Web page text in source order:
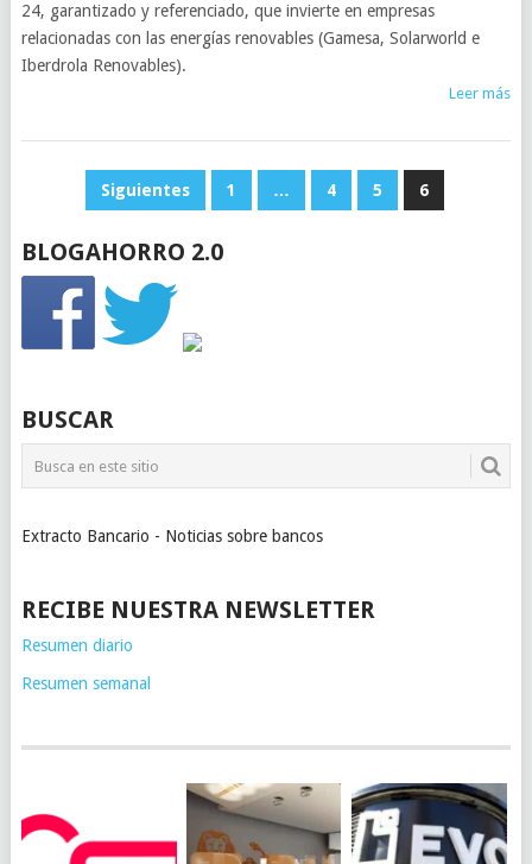
24, garantizado y referenciado, que invierte en empresas
relacionadas con las energías renovables (Gamesa, Solarworld e
Iberdrola Renovables).
Leer más
PAGINACIÓN
ENTRADAS
Siguientes 1 … 4 5 6
BLOGAHORRO 2.0
BUSCAR
Extracto Bancario - Noticias sobre bancos
RECIBE NUESTRA NEWSLETTER
Resumen diario
Resumen semanal